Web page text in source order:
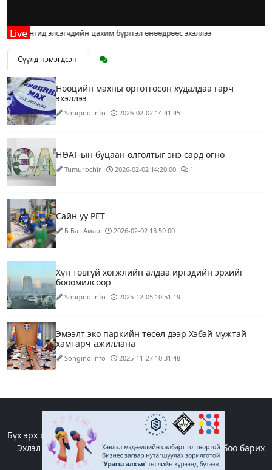
ангид элсэгчдийн цахим бүртгэл өнөөдрөөс эхэллээ
Сүүлд нэмэгдсэн
Нөөцийн махны өргөтгөсөн худалдаа гарч
эхэллээ
Songino.info 2026-02-02 14:41:45
НӨАТ-ын буцаан олголтыг энэ сард өгнө
Tumurochir 2026-02-02 14:20:00 1
Сайн уу PET
Б.Бат Амар 2026-02-02 13:59:00
Хүн төвгүй хөгжлийн алдаа иргэдийн эрхийг
бооомилсоор
Songino.info 2025-12-05 10:51:19
Эмээлт эко паркийн төсөл дээр Хэбэй мужтай
хамтарч ажиллана
Songino.info 2025-11-27 10:31:48
ашиглалтад орсноор булшлах хог хаягдлын
хэмжээ 8 хувиар буурна
Songino.info 2025-11-27 10:28:33
Чөлөөт бөхийн шигшээ багийнхан АНУ-ыг зорив
Бүх эрх хуулиар хамгаалагдсан. © 2019 - 2022
Эхлэл |Редакцийн бодлого|Бидний тухай|Холбоо барих